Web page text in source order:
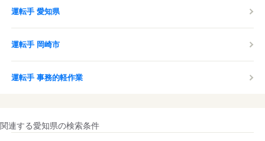
運転手 愛知県
運転手 岡崎市
運転手 事務的軽作業
関連する愛知県の検索条件